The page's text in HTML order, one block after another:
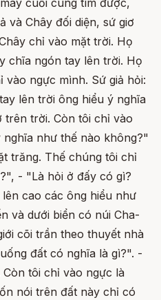
và Chây đối diện, sứ giơ
chỉ vào mặt trời. Họ
chĩa ngón tay lên trời. Họ
ngực mình. Sứ giả hỏi:
lên trời ông hiểu ý nghĩa
trời. Còn tôi chỉ vào
như thế nào không?"
trăng. Thế chúng tôi chỉ
- "Là hỏi ở đấy có gì?
cao các ông hiểu như
và dưới biển có núi Cha-
cõi trần theo thuyết nhà
đất có nghĩa là gì?". -
tôi chỉ vào ngực là
nói trên đất này chỉ có